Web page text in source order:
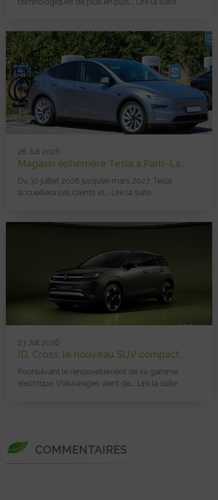
28 Juil 2026
Magasin éphémère Tesla à Paris-La...
Du 30 juillet 2026 jusqu’en mars 2027, Tesla
accueillera ses clients et... Lire la suite
23 Juil 2026
ID. Cross, le nouveau SUV compact...
Poursuivant le renouvellement de sa gamme
électrique, Volkswagen vient de... Lire la suite
COMMENTAIRES